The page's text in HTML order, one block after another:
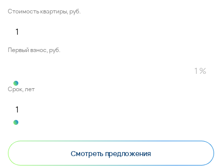
Стоимость квартиры, руб.
Первый взнос, руб.
Срок, лет
Смотреть предложения